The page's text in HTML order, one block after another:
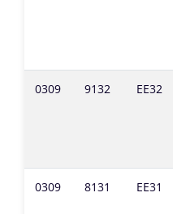
0309 9132 EE32
0309 8131 EE31